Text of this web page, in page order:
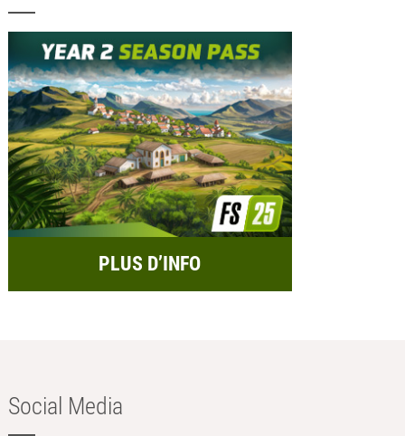
PLUS D’INFO
Social Media